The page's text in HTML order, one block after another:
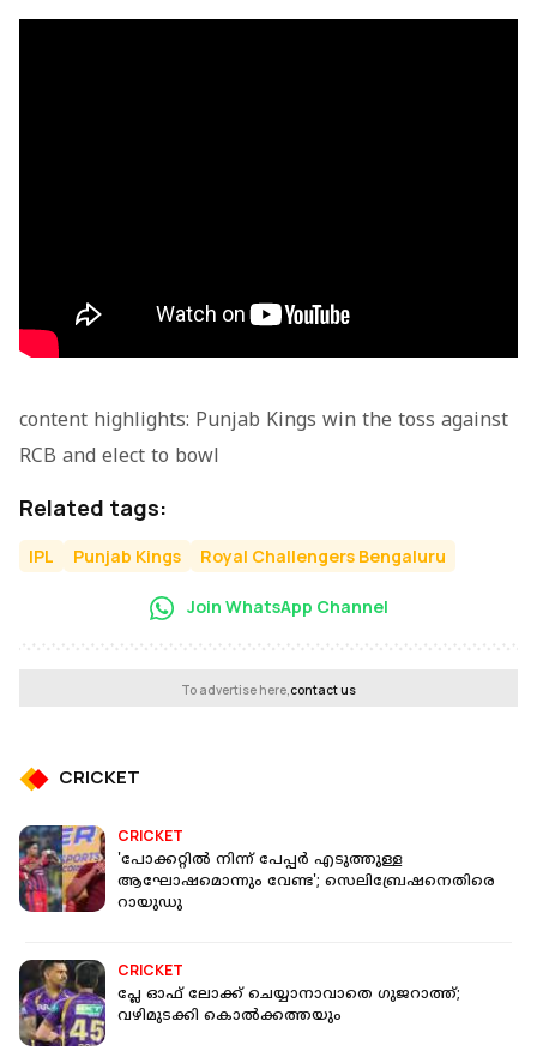
content highlights: Punjab Kings win the toss against
RCB and elect to bowl
Related tags:
IPL Punjab Kings Royal Challengers Bengaluru
Join WhatsApp Channel
To advertise here, contact us
CRICKET
CRICKET
'പോക്കറ്റിൽ നിന്ന് പേപ്പർ എടുത്തുള്ള
ആഘോഷമൊന്നും വേണ്ട'; സെലിബ്രേഷനെതിരെ
റായുഡു
CRICKET
പ്ലേ ഓഫ് ലോക്ക് ചെയ്യാനാവാതെ ഗുജറാത്ത്;
വഴിമുടക്കി കൊൽക്കത്തയും